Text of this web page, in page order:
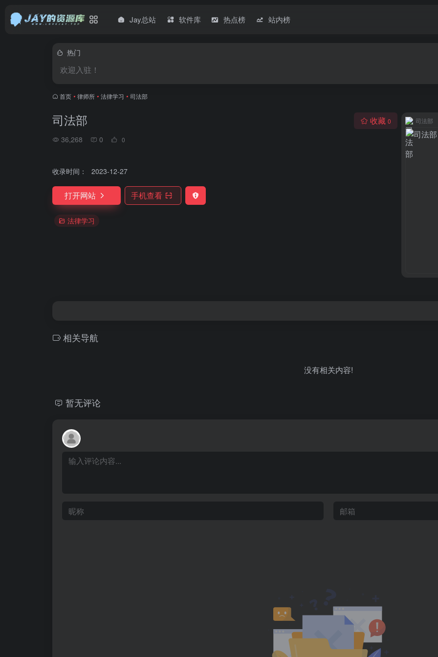
Jay总站 软件库 热点榜 站内榜
热门
欢迎入驻！
首页 • 律师所 • 法律学习 • 司法部
司法部
36,268 0 0
收藏 0
收录时间： 2023-12-27
打开网站 手机查看
法律学习
司法部
相关导航
没有相关内容!
暂无评论